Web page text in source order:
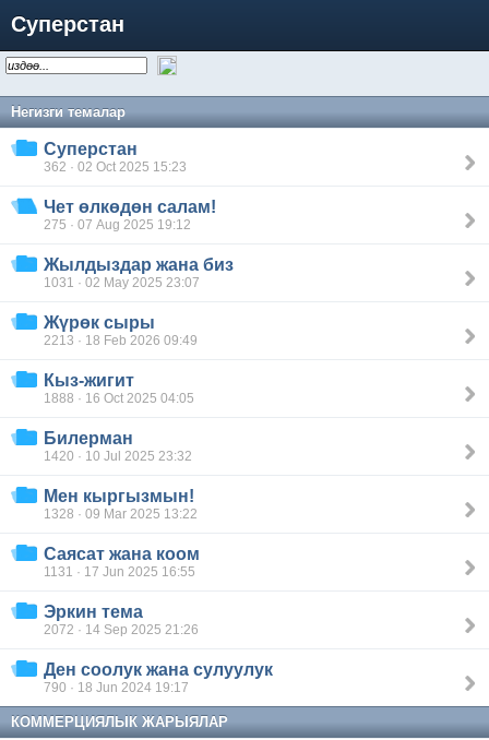
Суперстан
Негизги темалар
Суперстан
362 · 02 Oct 2025 15:23
Чет өлкөдөн салам!
275 · 07 Aug 2025 19:12
Жылдыздар жана биз
1031 · 02 May 2025 23:07
Жүрөк сыры
2213 · 18 Feb 2026 09:49
Кыз-жигит
1888 · 16 Oct 2025 04:05
Билерман
1420 · 10 Jul 2025 23:32
Мен кыргызмын!
1328 · 09 Mar 2025 13:22
Саясат жана коом
1131 · 17 Jun 2025 16:55
Эркин тема
2072 · 14 Sep 2025 21:26
Ден соолук жана сулуулук
790 · 18 Jun 2024 19:17
КОММЕРЦИЯЛЫК ЖАРЫЯЛАР